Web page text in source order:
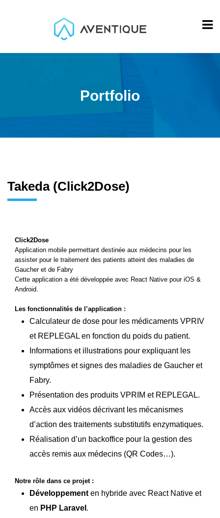
Portfolio
Takeda (Click2Dose)
Click2Dose
Application mobile permettant destinée aux médecins pour les
assister pour le traitement des patients atteint des maladies de
Gaucher et de Fabry
Cette application a été développée avec React Native pour iOS &
Android.
Les fonctionnalités de l’application :
Calculateur de dose pour les médicaments VPRIV
et REPLEGAL en fonction du poids du patient.
Informations et illustrations pour expliquant les
symptômes et signes des maladies de Gaucher et
Fabry.
Présentation des produits VPRIM et REPLEGAL.
Accès aux vidéos décrivant les mécanismes
d’action des traitements substitutifs enzymatiques.
Réalisation d’un backoffice pour la gestion des
accès remis aux médecins (QR Codes…).
Notre rôle dans ce projet :
Développement en hybride avec React Native et
en PHP Laravel .